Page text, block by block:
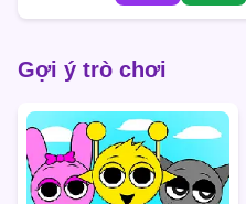
Gợi ý trò chơi